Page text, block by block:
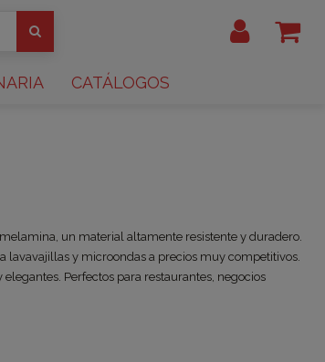
CATÁLOGOS
un material altamente resistente y duradero.
lavavajillas y microondas a precios muy competitivos.
Perfectos para restaurantes, negocios